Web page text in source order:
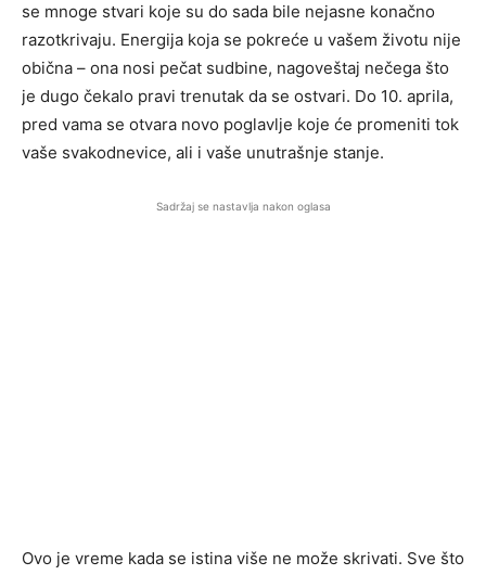
se mnoge stvari koje su do sada bile nejasne konačno
razotkrivaju. Energija koja se pokreće u vašem životu nije
obična – ona nosi pečat sudbine, nagoveštaj nečega što
je dugo čekalo pravi trenutak da se ostvari. Do 10. aprila,
pred vama se otvara novo poglavlje koje će promeniti tok
vaše svakodnevice, ali i vaše unutrašnje stanje.
Sadržaj se nastavlja nakon oglasa
Ovo je vreme kada se istina više ne može skrivati. Sve što